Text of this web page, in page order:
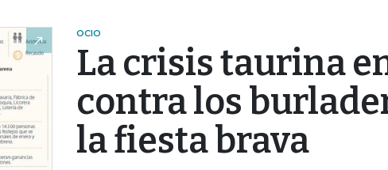
OCIO
La crisis taurina
contra los
la fiesta brava